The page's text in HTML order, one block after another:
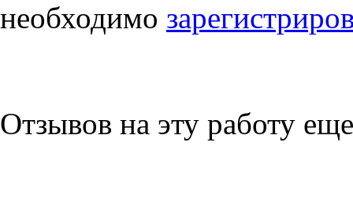
необходимо
Отзывов на эту работу